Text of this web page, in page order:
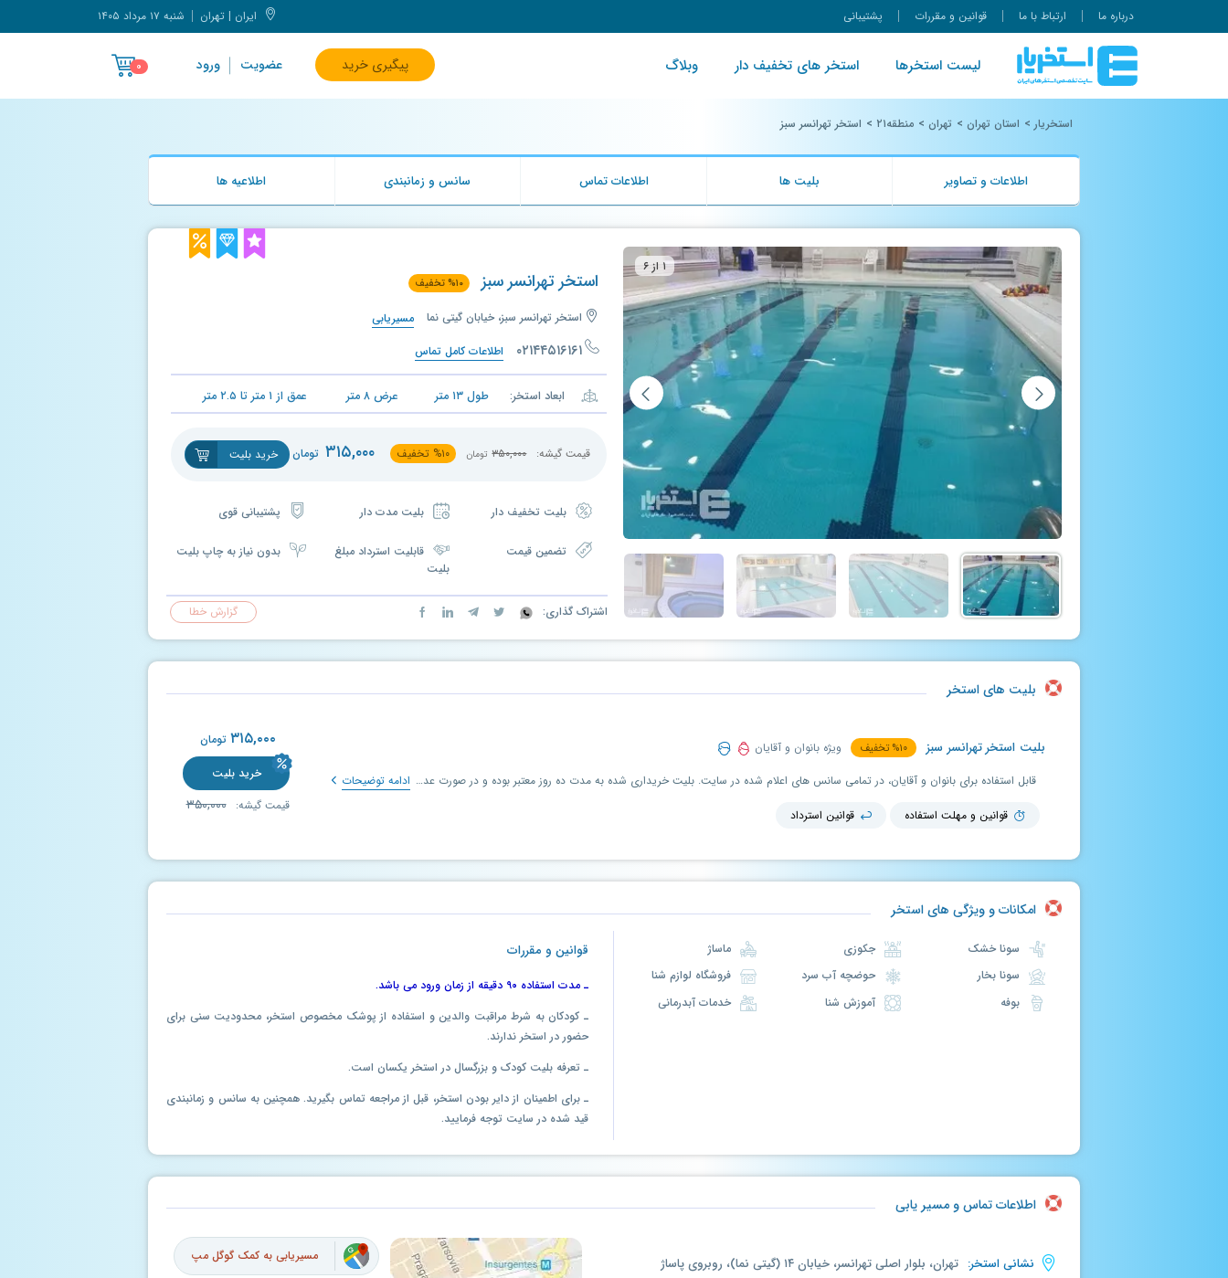
درباره ما ارتباط با ما قوانین و مقررات پشتیبانی ایران | تهران شنبه ۱۷ مرداد ۱۴۰۵
لیست استخرها استخر های تخفیف دار وبلاگ پیگیری خرید عضویت ورود ۰
استخریار > استان تهران > تهران > منطقه۲۱ > استخر تهرانسر سبز
اطلاعات و تصاویر بلیت ها اطلاعات تماس سانس و زمانبندی اطلاعیه ها
استخر تهرانسر سبز %۱۰ تخفیف
استخر تهرانسر سبز، خیابان گیتی نما مسیریابی
۰۲۱۴۴۵۱۶۱۶۱ اطلاعات کامل تماس
۱ از ۶
ابعاد استخر: طول ۱۳ متر عرض۸ متر عمق از ۱ متر تا ۲.۵متر
قیمت گیشه: ۳۵۰,۰۰۰ تومان %۱۰ تخفیف ۳۱۵,۰۰۰ تومان خرید بلیت
بلیت مدت دار
قابلیت استرداد مبلغ
بلیت
اشتراک گذاری: گزارش خطا
بلیت های استخر
بلیت استخر تهرانسر سبز %۱۰ تخفیف ویژه بانوان و آقایان ۳۱۵,۰۰۰ تومان
خرید بلیت
قیمت گیشه:
۳۵۰,۰۰۰
قابل استفاده برای بانوان و آقایان، در تمامی سانس های اعلام شده در سایت. بلیت خریداری شده به مدت ده روز معتبر بوده و در صورت عدم استفاده در زمان تعیین شده، قابل تمدید و استرداد می باشد. ادامه توضیحات
قوانین و مهلت استفاده
قوانین استرداد
امکانات و ویژگی های استخر
قوانین و مقررات
ـ مدت استفاده ۹۰ دقیقه از زمان ورود می باشد.
ـ کودکان به شرط مراقبت والدین و استفاده از پوشک مخصوص استخر، محدودیت سنی برای
حضور در استخر ندارند.
ـ تعرفه بلیت کودک و بزرگسال در استخر یکسان است.
ـ برای اطمینان از دایر بودن استخر، قبل از مراجعه تماس بگیرید. همچنین به سانس و زمانبندی
قید شده در سایت توجه فرمایید.
اطلاعات تماس و مسیر یابی
نشانی استخر:
تهران، بلوار اصلی تهرانسر، خیابان ۱۴ (گیتی نما)، روبروی پاساژ
مسیریابی به کمک گوگل مپ